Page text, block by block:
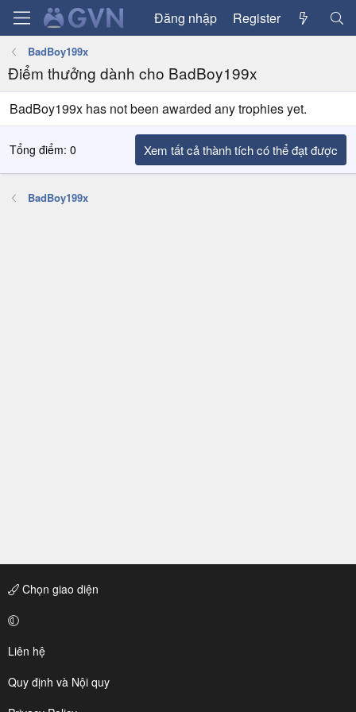
Đăng nhập Register
BadBoy199x
Điểm thưởng dành cho BadBoy199x
BadBoy199x has not been awarded any trophies yet.
Tổng điểm: 0 Xem tất cả thành tích có thể đạt được
BadBoy199x
Chọn giao diện
Liên hệ
Quy định và Nội quy